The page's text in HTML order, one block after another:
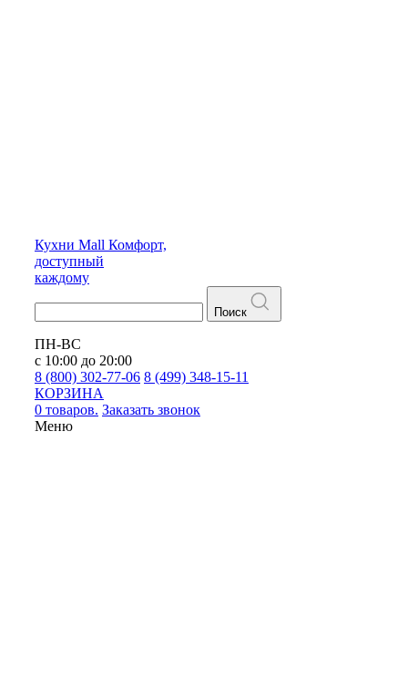
Кухни Mall Комфорт,
доступный
каждому
Поиск
ПН-ВС
с 10:00 до 20:00
8 (800) 302-77-06 8 (499) 348-15-11
КОРЗИНА
0 товаров. Заказать звонок
Меню